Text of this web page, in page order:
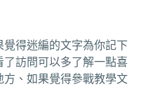
得迷編的文字為你記下
訪問可以多了解一點喜
、如果覺得參戰教學文